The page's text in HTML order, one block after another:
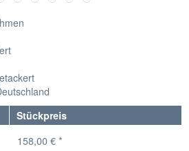
Stückpreis
158,00 € *